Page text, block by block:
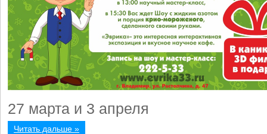
27 марта и 3 апреля
Читать дальше »